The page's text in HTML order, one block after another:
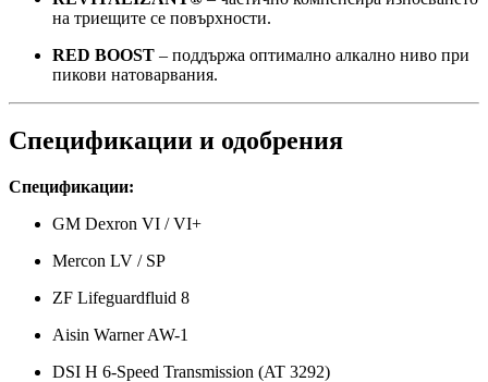
на триещите се повърхности.
RED BOOST – поддържа оптимално алкално ниво при
пикови натоварвания.
Спецификации и одобрения
Спецификации:
GM Dexron VI / VI+
Mercon LV / SP
ZF Lifeguardfluid 8
Aisin Warner AW-1
DSI H 6-Speed Transmission (AT 3292)